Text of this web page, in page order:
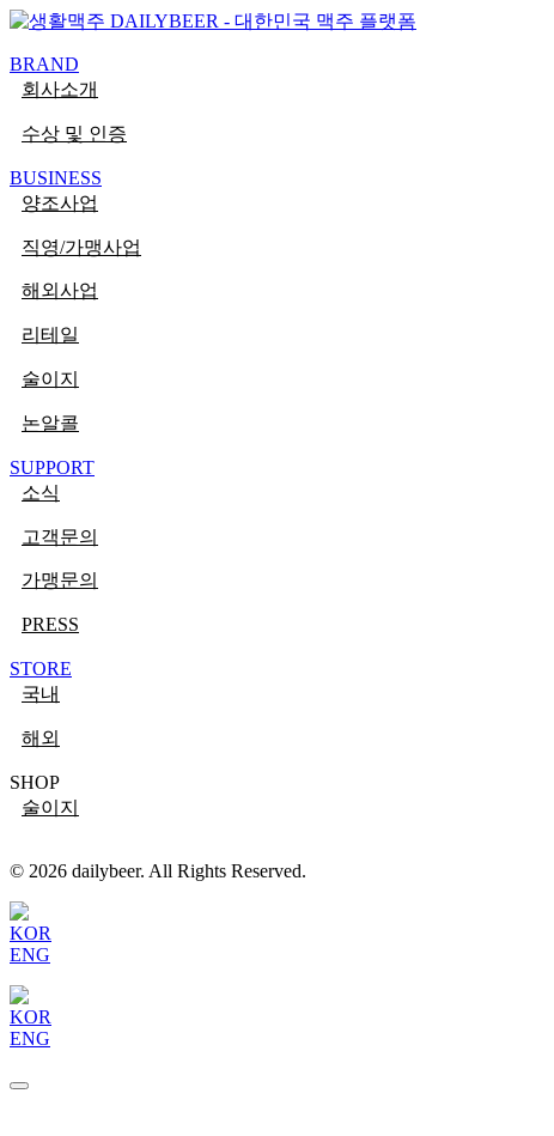
콘텐츠로
PaperLogy
BRAND
회사소개
수상 및 인증
BUSINESS
양조사업
직영/가맹사업
해외사업
리테일
술이지
논알콜
SUPPORT
소식
고객문의
가맹문의
PRESS
STORE
국내
해외
SHOP
술이지
© 2026 dailybeer. All Rights Reserved.
KOR
ENG
KOR
ENG